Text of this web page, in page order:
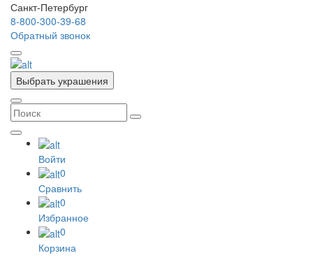
Санкт-Петербург
8-800-300-39-68
Обратный звонок
Выбрать украшения
Войти
0
Сравнить
0
Избранное
0
Корзина